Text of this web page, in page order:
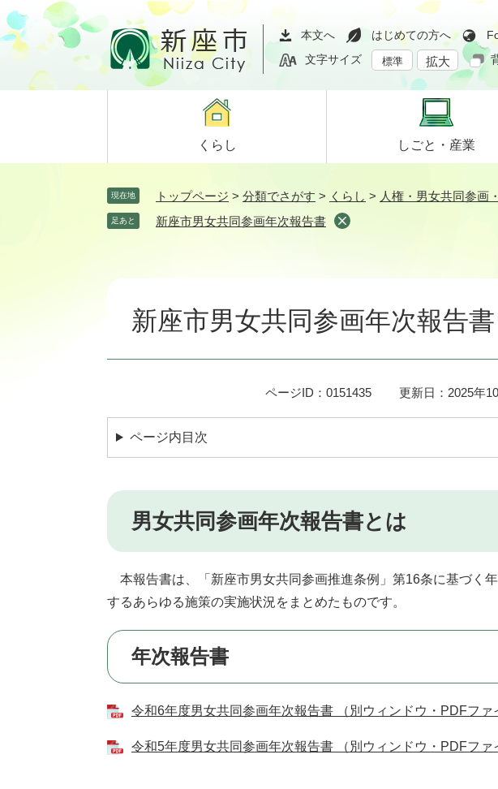
ペ
ー
ジ
メ
ニ
ュ
て
本文へ はじめての方へ
文字サイズ
標準 拡大
くらし しごと・ 産業
現在地 トップページ > 分類でさがす > くらし > 人権・男女共同参画
足あと 新座市男女共同参画年次報告書
新座市男女共同参画年次報告書
ページID：0151435 更新日：2025年
ページ内目次
男女共同参画年次報告書とは
本報告書は、「新座市男女共同参画推進条例」第16条に基づく
するあらゆる施策の実施状況をまとめたものです。
年次報告書
令和6年度男女共同参画年次報告書 （別ウィンドウ・PDFファ
令和5年度男女共同参画年次報告書 （別ウィンドウ・PDFファ